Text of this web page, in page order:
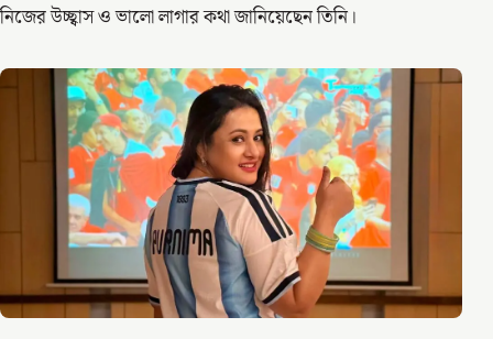
নিজের উচ্ছ্বাস ও ভালো লাগার কথা জানিয়েছেন তিনি।